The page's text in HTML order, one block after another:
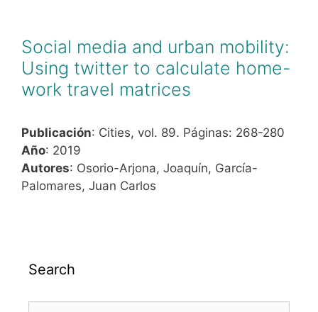
Social media and urban mobility:
Using twitter to calculate home-
work travel matrices
Publicación: Cities, vol. 89. Páginas: 268-280
Año: 2019
Autores: Osorio-Arjona, Joaquín, García-
Palomares, Juan Carlos
Search